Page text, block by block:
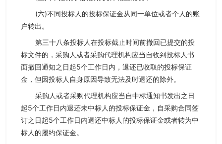
(六)不同投标人的投标保证金从同一单位或者个人的账
户转出。
第三十八条投标人在投标截止时间前撤回已提交的投
标文件的，采购人或者采购代理机构应当自收到投标人书
面撤回通知之日起5个工作日内，退还已收取的投标保证
金，但因投标人自身原因导致无法及时退还的除外。
采购人或者采购代理机构应当自中标通知书发出之日
起5个工作日内退还未中标人的投标保证金，自采购合同签
订之日起5个工作日内退还中标人的投标保证金或者转为中
标人的履约保证金。